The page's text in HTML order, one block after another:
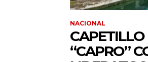
NACIONAL
“CAPRO”